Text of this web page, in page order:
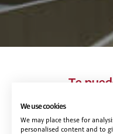
Te
We use cookies
We may place these for
personalised content and to